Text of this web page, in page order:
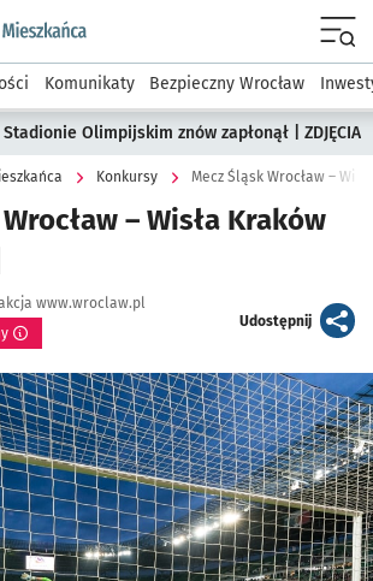
wroclaw.pl podserwis: Dla mieszkańca
Komunikaty Bezpieczny Wrocław
Olimpijskim znów zapłonął | ZDJĘCIA
Konkursy Mecz Śląsk Wrocław –
– Wisła Kraków
www.wroclaw.pl
Udostępnijartykuł